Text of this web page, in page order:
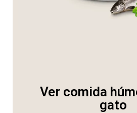
Ver comida
gato